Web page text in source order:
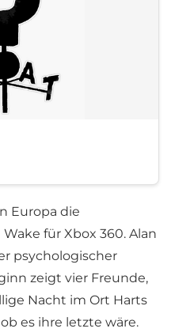
Europa die
für Xbox 360. Alan
psychologischer
zeigt vier Freunde,
Nacht im Ort Harts
es ihre letzte wäre.